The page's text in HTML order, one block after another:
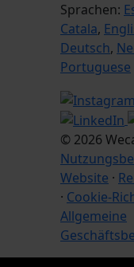
Sprachen:
Catala,
Deutsch,
Portuguese
© 2026
Website ·
· Cookie-
Allgemeine